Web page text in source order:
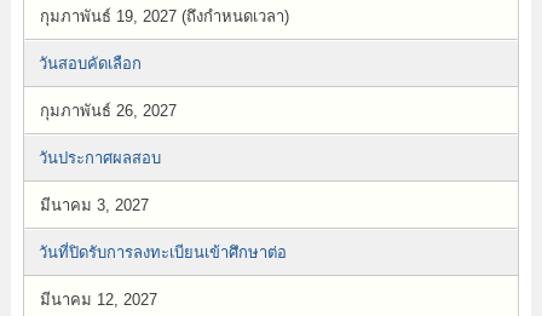
กุมภาพันธ์ 19, 2027 (ถึงกำหนดเวลา)
วันสอบคัดเลือก
กุมภาพันธ์ 26, 2027
วันประกาศผลสอบ
มีนาคม 3, 2027
วันที่ปิดรับการลงทะเบียนเข้าศึกษาต่อ
มีนาคม 12, 2027